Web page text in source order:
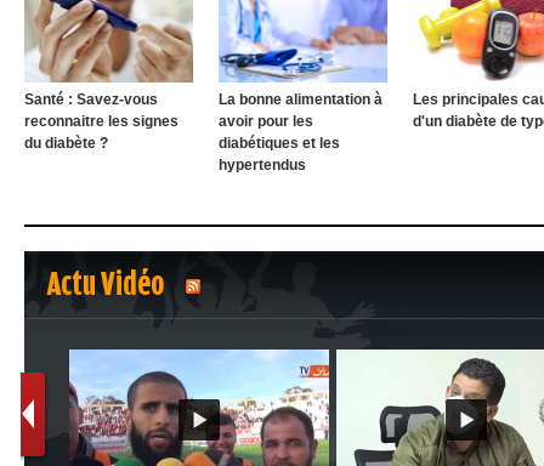
Santé : Savez-vous
reconnaitre les signes
du diabète ?
La bonne alimentation à
avoir pour les
diabétiques et les
hypertendus
Les principales
d'un diabète de
Actu Vidéo
1 2